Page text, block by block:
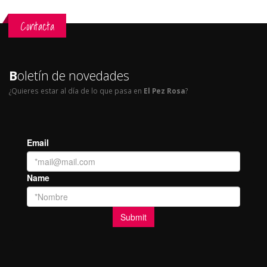
Contacta
Boletín de novedades
¿Quieres estar al día de lo que pasa en El Pez Rosa?